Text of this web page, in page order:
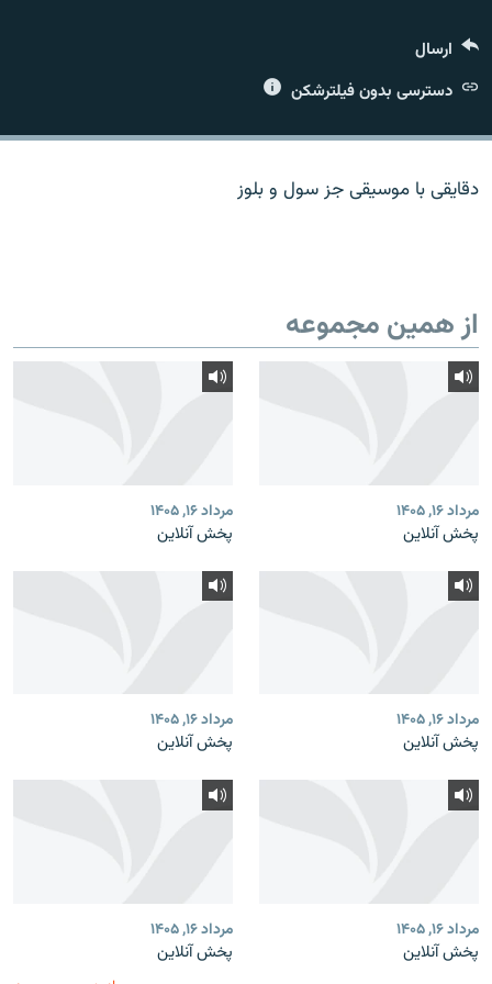
زبان‌های دیگر
ارسال
دسترسی بدون فیلترشکن
دقایقی با موسیقی جز سول و بلوز
از همین مجموعه
مرداد ۱۶, ۱۴۰۵
پخش آنلاین
مرداد ۱۶, ۱۴۰۵
پخش آنلاین
مرداد ۱۶, ۱۴۰۵
پخش آنلاین
مرداد ۱۶, ۱۴۰۵
پخش آنلاین
مرداد ۱۶, ۱۴۰۵
پخش آنلاین
مرداد ۱۶, ۱۴۰۵
پخش آنلاین